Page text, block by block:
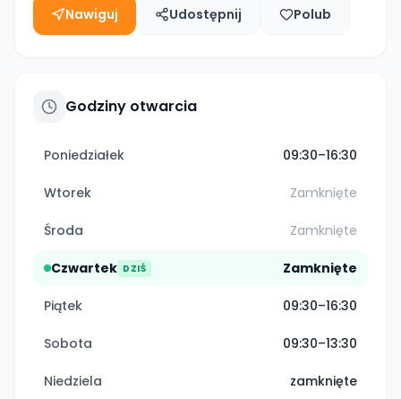
Nawiguj Udostępnij Polub
Godziny otwarcia
Poniedziałek 09:30–16:30
Wtorek Zamknięte
Środa Zamknięte
Czwartek DZIŚ Zamknięte
Piątek 09:30–16:30
Sobota 09:30–13:30
Niedziela zamknięte